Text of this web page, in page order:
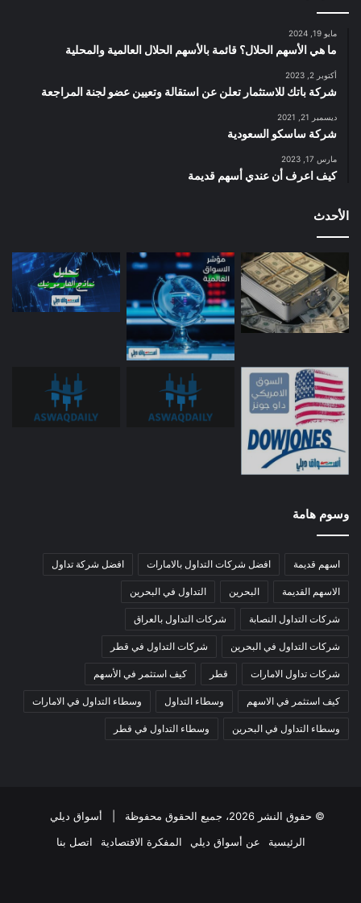
مايو 19, 2024
ما هي الأسهم الحلال؟ قائمة بالأسهم الحلال العالمية والمحلية
أكتوبر 2, 2023
شركة باتك للاستثمار تعلن عن استقالة وتعيين عضو لجنة المراجعة
ديسمبر 21, 2021
شركة ساسكو السعودية
مارس 17, 2023
كيف اعرف أن عندي أسهم قديمة
الأحدث
وسوم هامة
اسهم قديمة افضل شركات التداول بالامارات افضل شركة تداول
الاسهم القديمة البحرين التداول في البحرين
شركات التداول النصابة شركات التداول بالعراق
شركات التداول في البحرين شركات التداول في قطر
شركات تداول الامارات قطر كيف استثمر في الأسهم
كيف استثمر في الاسهم وسطاء التداول وسطاء التداول في الامارات
وسطاء التداول في البحرين وسطاء التداول في قطر
© حقوق النشر 2026، جميع الحقوق محفوظة |
أسواق ديلي
الرئيسية
عن أسواق ديلي المفكرة الاقتصادية اتصل بنا